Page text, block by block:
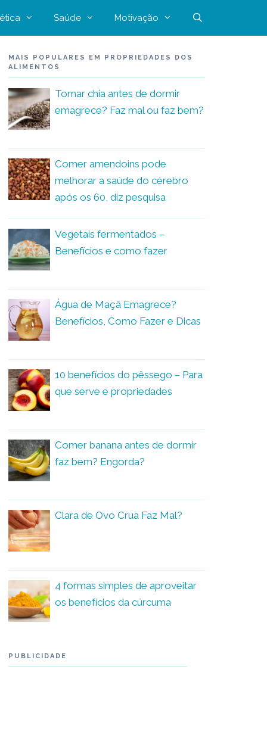
Saúde Motivação
MAIS POPULARES EM PROPRIEDADES DOS
ALIMENTOS
Tomar chia antes de dormir
emagrece? Faz mal ou faz bem?
Comer amendoins pode
melhorar a saúde do cérebro
após os 60, diz pesquisa
Vegetais fermentados –
Benefícios e como fazer
Água de Maçã Emagrece?
Benefícios, Como Fazer e Dicas
10 benefícios do pêssego – Para
que serve e propriedades
Comer banana antes de dormir
faz bem? Engorda?
Clara de Ovo Crua Faz Mal?
4 formas simples de aproveitar
os benefícios da cúrcuma
PUBLICIDADE